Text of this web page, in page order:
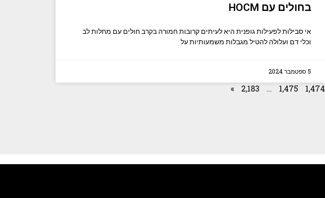
בחולים עם HOCM
אי סבילות לפעילות גופנית היא לעיתים קרובות חמורה בקרב חולים עם מחלות לב
וכלי דם ועלולה להטיל מגבלות משמעותיות על
5 ספטמבר 2024
1,474
1,475
…
2,183
»